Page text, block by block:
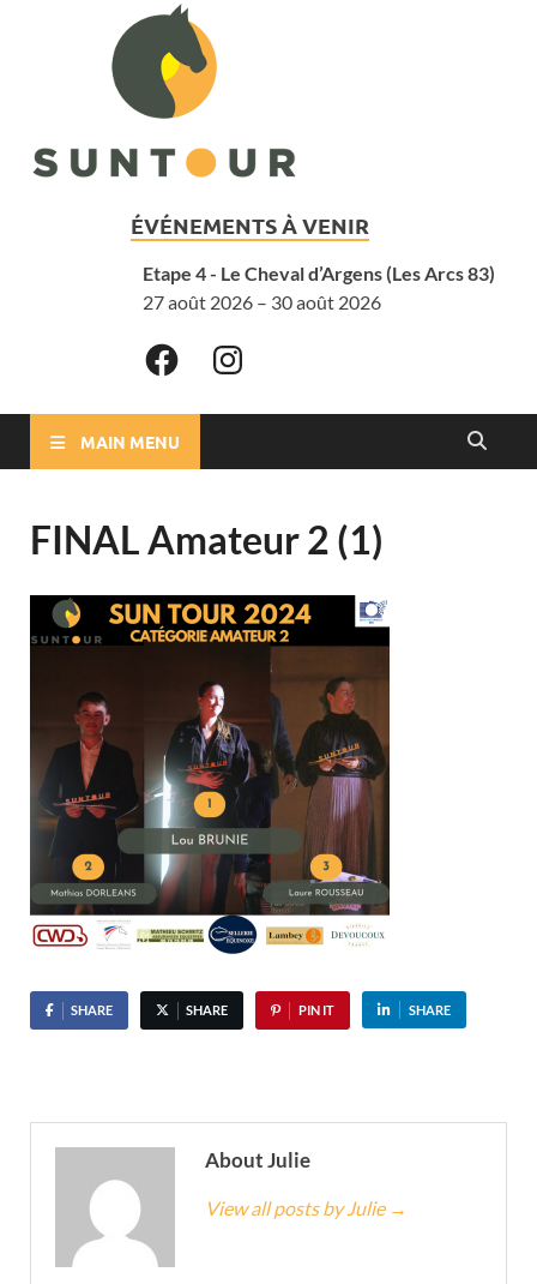
ÉVÉNEMENTS À VENIR
Etape 4 - Le Cheval d’Argens (Les Arcs 83)
27 août 2026 – 30 août 2026
MAIN MENU
FINAL Amateur 2 (1)
SHARE SHARE PIN IT SHARE
About Julie
View all posts by Julie →